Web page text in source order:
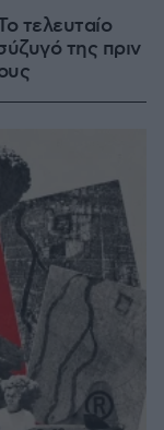
τελευταίο
της πριν